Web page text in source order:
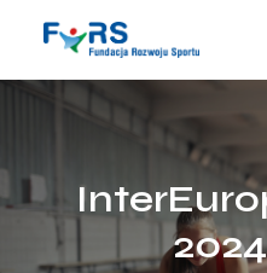
O FUNDACJI
DZIAŁALNOŚĆ